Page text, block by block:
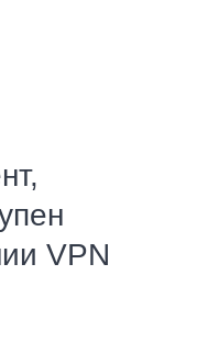
VPN